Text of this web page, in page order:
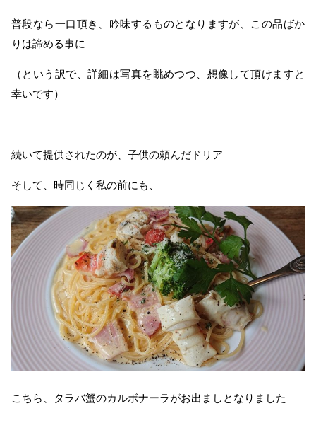
普段なら一口頂き、吟味するものとなりますが、この品ばか
りは諦める事に
（という訳で、詳細は写真を眺めつつ、想像して頂けますと
幸いです）
続いて提供されたのが、子供の頼んだドリア
そして、時同じく私の前にも、
こちら、タラバ蟹のカルボナーラがお出ましとなりました